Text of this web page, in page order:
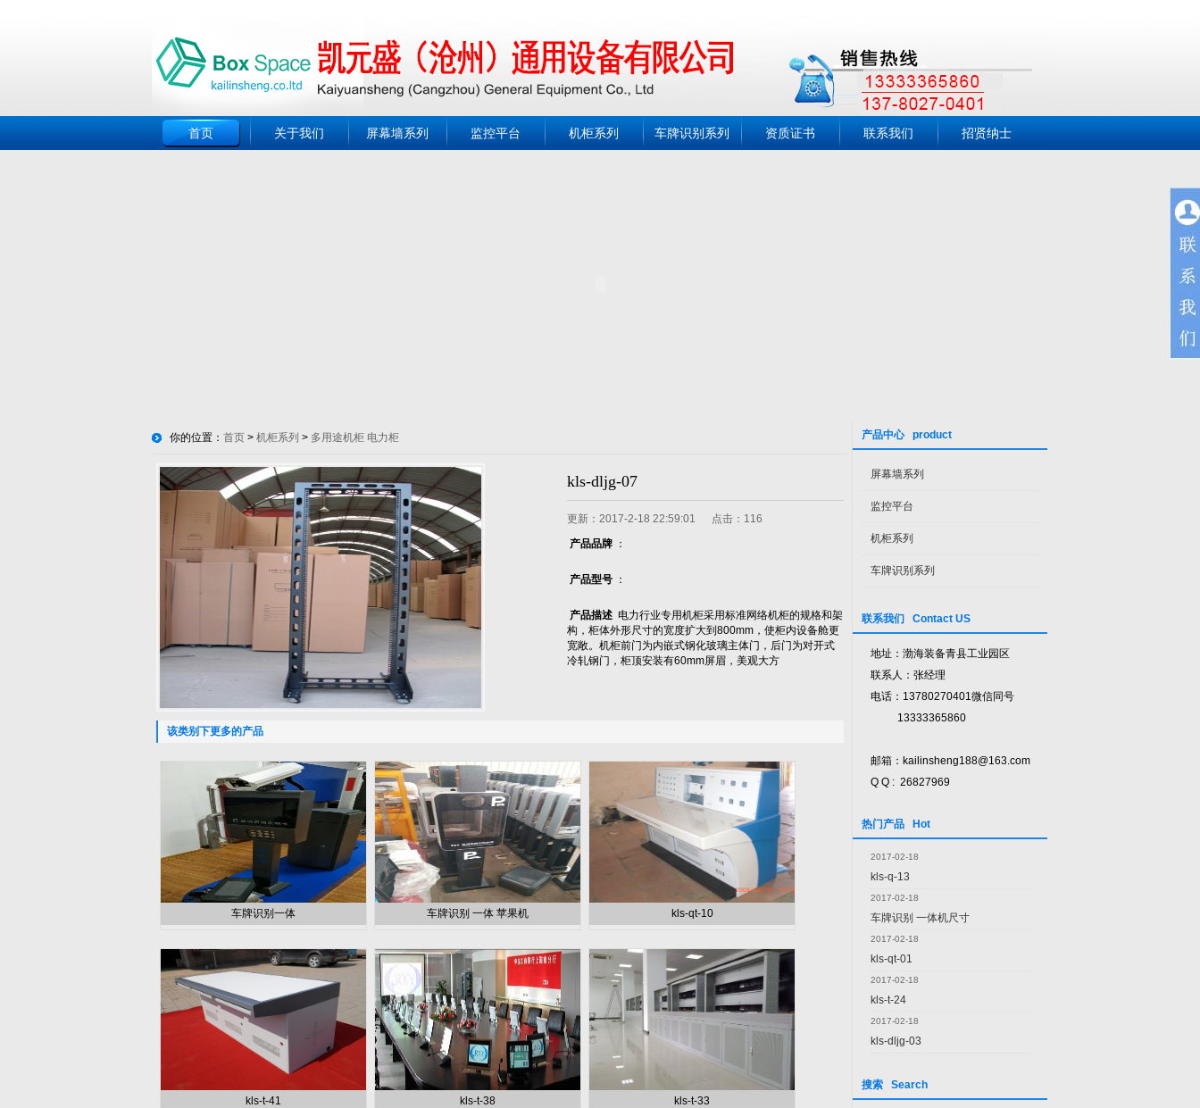
首页 关于我们 屏幕墙系列 监控平台 机柜系列 车牌识别系列 资质证书 联系我们 招贤纳士
产品中心 product
屏幕墙系列
监控平台
机柜系列
车牌识别系列
联系我们 Contact US
地址：渤海装备青县工业园区
联系人：张经理
电话：13780270401微信同号
13333365860
邮箱：kailinsheng188@163.com
Q Q : 26827969
热门产品 Hot
2017-02-18
kls-q-13
2017-02-18
车牌识别 一体机尺寸
2017-02-18
kls-qt-01
2017-02-18
kls-t-24
2017-02-18
kls-dljg-03
搜索 Search
你的位置： 首页 > 机柜系列 > 多用途机柜 电力柜
kls-dljg-07
更新：2017-2-18 22:59:01 点击： 116
产品品牌 ：
产品型号 ：
产品描述 电力行业专用机柜采用标准网络机柜的规格和架
构，柜体外形尺寸的宽度扩大到800mm，使柜内设备舱更
宽敞。机柜前门为内嵌式钢化玻璃主体门，后门为对开式
冷轧钢门，柜顶安装有60mm屏眉，美观大方
该类别下更多的产品
车牌识别一体 车牌识别 一体 苹果机 kls-qt-10
kls-t-41 kls-t-38 kls-t-33